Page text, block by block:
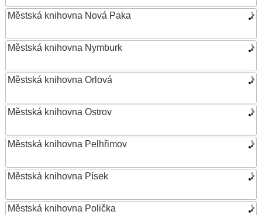
Městská knihovna Nová Paka
Městská knihovna Nymburk
Městská knihovna Orlová
Městská knihovna Ostrov
Městská knihovna Pelhřimov
Městská knihovna Písek
Městská knihovna Polička